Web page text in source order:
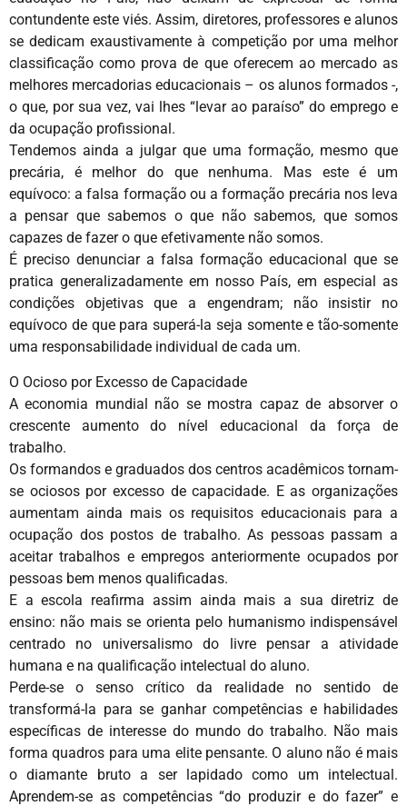
contundente este viés. Assim, diretores, professores e alunos
se dedicam exaustivamente à competição por uma melhor
classificação como prova de que oferecem ao mercado as
melhores mercadorias educacionais – os alunos formados -,
o que, por sua vez, vai lhes “levar ao paraíso” do emprego e
da ocupação profissional.
Tendemos ainda a julgar que uma formação, mesmo que
precária, é melhor do que nenhuma. Mas este é um
equívoco: a falsa formação ou a formação precária nos leva
a pensar que sabemos o que não sabemos, que somos
capazes de fazer o que efetivamente não somos.
É preciso denunciar a falsa formação educacional que se
pratica generalizadamente em nosso País, em especial as
condições objetivas que a engendram; não insistir no
equívoco de que para superá-la seja somente e tão-somente
uma responsabilidade individual de cada um.
O Ocioso por Excesso de Capacidade
A economia mundial não se mostra capaz de absorver o
crescente aumento do nível educacional da força de
trabalho.
Os formandos e graduados dos centros acadêmicos tornam-
se ociosos por excesso de capacidade. E as organizações
aumentam ainda mais os requisitos educacionais para a
ocupação dos postos de trabalho. As pessoas passam a
aceitar trabalhos e empregos anteriormente ocupados por
pessoas bem menos qualificadas.
E a escola reafirma assim ainda mais a sua diretriz de
ensino: não mais se orienta pelo humanismo indispensável
centrado no universalismo do livre pensar a atividade
humana e na qualificação intelectual do aluno.
Perde-se o senso crítico da realidade no sentido de
transformá-la para se ganhar competências e habilidades
específicas de interesse do mundo do trabalho. Não mais
forma quadros para uma elite pensante. O aluno não é mais
o diamante bruto a ser lapidado como um intelectual.
Aprendem-se as competências “do produzir e do fazer” e